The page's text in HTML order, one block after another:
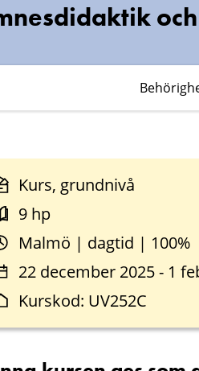
Kurs, grundnivå
9 hp
Malmö | dagtid | 100%
22 december 2025 - 1
Kurskod: UV252C